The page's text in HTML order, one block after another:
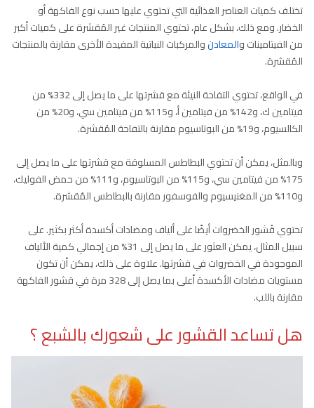
تختلف كميات العناصر الغذائية التي تحتوي عليها حسب نوع الفاكهة أو
الخضار. ومع ذلك، بشكل عام، تحتوي المنتجات غير المُقشرة على كميات أكبر
من الفيتامينات والمعادنوالمركبات النباتية المفيدة الأخرى مقارنة بالمنتجات
المُقشرة.
في الواقع، تحتوي التفاحة النيئة مع قشرتها على ما يصل إلى 332% من
فيتامين ك، و142% من فيتامين أ، و115% من فيتامين سي، و20% من
الكالسيوم، و19% من البوتاسيوم مقارنة بالتفاحة المُقشرة.
وبالمثل، يمكن أن تحتوي البطاطس المسلوقة مع قشرتها على ما يصل إلى
175% من فيتامين سي، و115% من البوتاسيوم، و111% من حمض الفوليك،
و110% من المغنيسيوم والفوسفور مقارنة بالبطاطس المُقشرة.
تحتوي قُشور الخضروات أيضًا على ألياف ومضادات أكسدة أكثر بكثير. على
سبيل المثال، يمكن العثور على ما يصل إلى 31% من إجمالي كمية الألياف
الموجودة في الخضروات في قشرتها. علاوة على ذلك، يمكن أن تكون
مستويات مضادات الأكسدة أعلى بما يصل إلى 328 مرة في قشور الفاكهة
مقارنة باللب.
هل تساعد القشور على شعورك بالشبع ؟